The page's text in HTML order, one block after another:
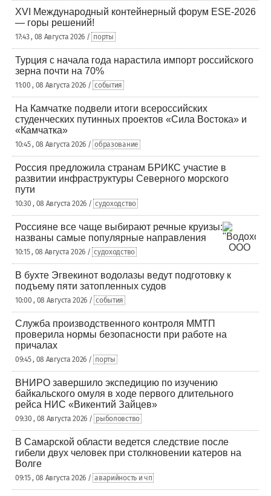
XVI Международный контейнерный форум ESE-2026
— горы решений!
17:43 , 08 Августа 2026 / порты
Турция с начала года нарастила импорт российского
зерна почти на 70%
11:00 , 08 Августа 2026 / события
На Камчатке подвели итоги всероссийских
студенческих путинных проектов «Сила Востока» и
«Камчатка»
10:45 , 08 Августа 2026 / образование
Россия предложила странам БРИКС участие в
развитии инфраструктуры Северного морского
пути
10:30 , 08 Августа 2026 / судоходство
Россияне все чаще выбирают речные круизы:
названы самые популярные направления
10:15 , 08 Августа 2026 / судоходство
В бухте Эгвекинот водолазы ведут подготовку к
подъему пяти затопленных судов
10:00 , 08 Августа 2026 / события
Служба производственного контроля ММТП
проверила нормы безопасности при работе на
причалах
09:45 , 08 Августа 2026 / порты
ВНИРО завершило экспедицию по изучению
байкальского омуля в ходе первого длительного
рейса НИС «Викентий Зайцев»
09:30 , 08 Августа 2026 / рыболовство
В Самарской области ведется следствие после
гибели двух человек при столкновении катеров на
Волге
09:15 , 08 Августа 2026 / аварийность и чп